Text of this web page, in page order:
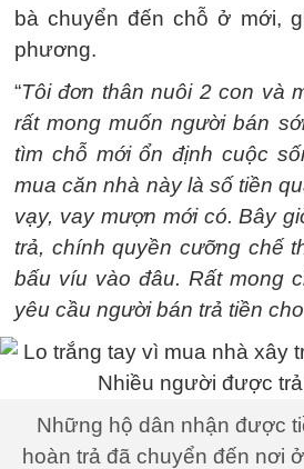
bà chuyển đến chỗ ở mới,
phương.
“Tôi đơn thân nuôi 2 con và
rất mong muốn người bán
tìm chỗ mới ổn định cuộc
mua căn nhà này là số tiền
vạy, vay mượn mới có. Bây
trả, chính quyền cưỡng chế
bấu víu vào đâu. Rất mong
yêu cầu người bán trả tiền
Những hộ dân nhận được
hoàn trả đã chuyển đến nơi